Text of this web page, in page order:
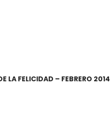
LA FELICIDAD – FEBRERO 2014